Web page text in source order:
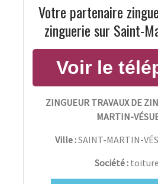
Votre partenaire
zinguerie sur Saint-
ZINGUEUR TRAVAUX DE
MARTIN-
Ville :SAINT-MARTIN-
Société :